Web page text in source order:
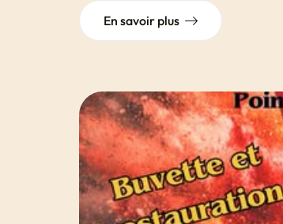
En savoir plus